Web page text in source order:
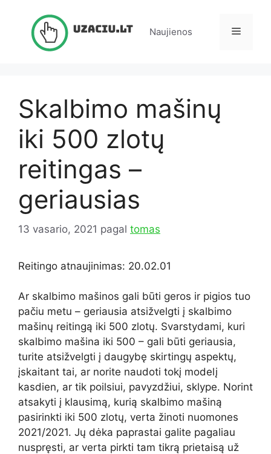
Naujienos Meniu
Skalbimo mašinų
iki 500 zlotų
reitingas –
geriausias
13 vasario, 2021 pagal tomas
Reitingo atnaujinimas: 20.02.01
Ar skalbimo mašinos gali būti geros ir pigios tuo
pačiu metu – geriausia atsižvelgti į skalbimo
mašinų reitingą iki 500 zlotų. Svarstydami, kuri
skalbimo mašina iki 500 – gali būti geriausia,
turite atsižvelgti į daugybę skirtingų aspektų,
įskaitant tai, ar norite naudoti tokį modelį
kasdien, ar tik poilsiui, pavyzdžiui, sklype. Norint
atsakyti į klausimą, kurią skalbimo mašiną
pasirinkti iki 500 zlotų, verta žinoti nuomones
2021/2021. Jų dėka paprastai galite pagaliau
nuspręsti, ar verta pirkti tam tikrą prietaisą už